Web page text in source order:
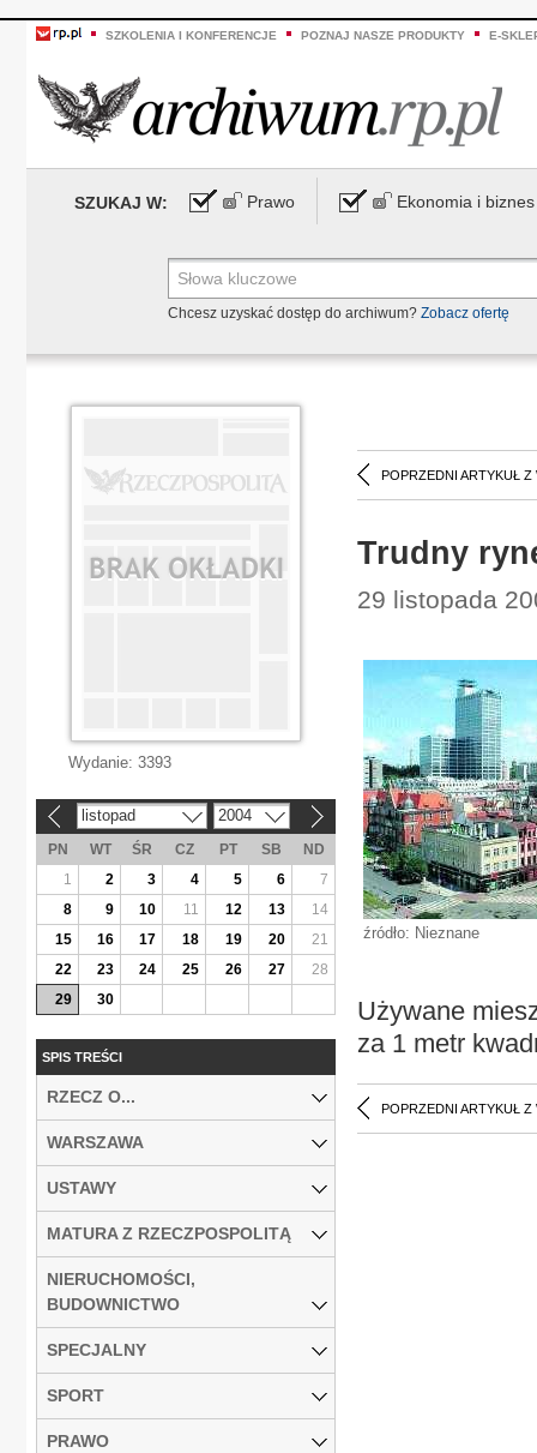
SZKOLENIA I KONFERENCJE POZNAJ NASZE PRODUKTY E-
SZUKAJ W: Prawo Ekonomia i biznes
Chcesz uzyskać dostęp do archiwum? Zobacz ofertę
POPRZEDNI ARTYKUŁ Z
Trudny
29 listopada
źródło: Nieznane
Używane
za 1 metr
POPRZEDNI ARTYKUŁ Z
Wydanie: 3393
listopad 2004
PN WT ŚR CZ PT SB
ND
1
2 3 4 5 6
7
8
9 10 11 12 13
14
15
16 17 18 19 20
21
22
23 24 25 26 27
28
29
30
SPIS TREŚCI
RZECZ O...
WARSZAWA
USTAWY
MATURA Z RZECZPOSPOLITĄ
NIERUCHOMOŚCI,
BUDOWNICTWO
SPECJALNY
SPORT
PRAWO